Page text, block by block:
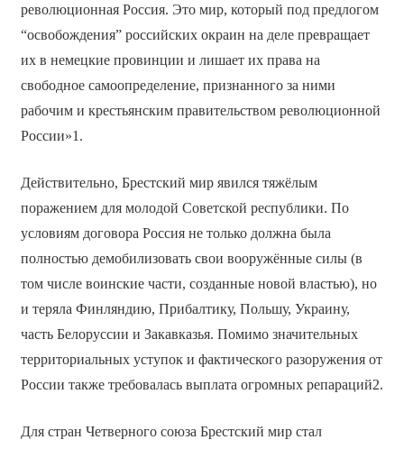
революционная Россия. Это мир, который под предлогом
“освобождения” российских окраин на деле превращает
их в немецкие провинции и лишает их права на
свободное самоопределение, признанного за ними
рабочим и крестьянским правительством революционной
России»1.
Действительно, Брестский мир явился тяжёлым
поражением для молодой Советской республики. По
условиям договора Россия не только должна была
полностью демобилизовать свои вооружённые силы (в
том числе воинские части, созданные новой властью), но
и теряла Финляндию, Прибалтику, Польшу, Украину,
часть Белоруссии и Закавказья. Помимо значительных
территориальных уступок и фактического разоружения от
России также требовалась выплата огромных репараций2.
Для стран Четверного союза Брестский мир стал